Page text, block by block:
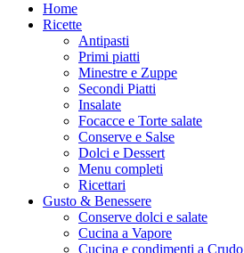
Home
Ricette
Antipasti
Primi piatti
Minestre e Zuppe
Secondi Piatti
Insalate
Focacce e Torte salate
Conserve e Salse
Dolci e Dessert
Menu completi
Ricettari
Gusto & Benessere
Conserve dolci e salate
Cucina a Vapore
Cucina e condimenti a Crudo